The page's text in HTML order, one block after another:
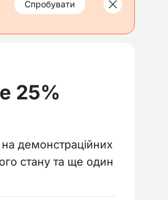
Спробувати
25%
демонстраційних
стану та ще один